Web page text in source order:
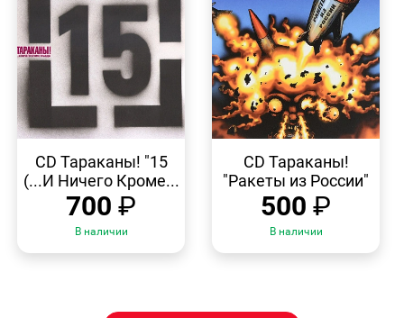
ПРОСМОТР
CD Тараканы! "15
(...И Ничего Кроме...
700 ₽
В наличии
ПРОСМОТР
CD Тараканы!
"Ракеты из России"
500 ₽
В наличии